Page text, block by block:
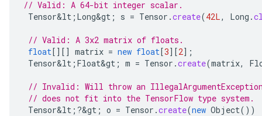
// Valid: A 64-bit integer scalar.
Tensor&lt ; Long&gt ; s = Tensor .create(42L, Long .
// Valid: A 3x2 matrix of floats.
float[][] matrix = new float[3][2] ;
Tensor&lt ; Float&gt ; m = Tensor .create(matrix,
// Invalid: Will throw an
// does not fit into the TensorFlow type system.
Tensor&lt ; ?&gt ; o = Tensor .create(new Object())